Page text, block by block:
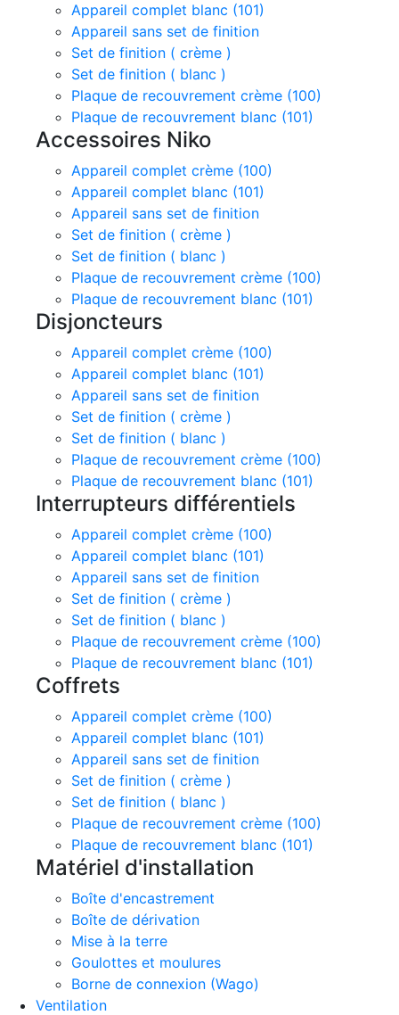
Appareil complet blanc (101)
Appareil sans set de finition
Set de finition ( crème )
Set de finition ( blanc )
Plaque de recouvrement crème (100)
Plaque de recouvrement blanc (101)
Accessoires Niko
Appareil complet crème (100)
Appareil complet blanc (101)
Appareil sans set de finition
Set de finition ( crème )
Set de finition ( blanc )
Plaque de recouvrement crème (100)
Plaque de recouvrement blanc (101)
Disjoncteurs
Appareil complet crème (100)
Appareil complet blanc (101)
Appareil sans set de finition
Set de finition ( crème )
Set de finition ( blanc )
Plaque de recouvrement crème (100)
Plaque de recouvrement blanc (101)
Interrupteurs différentiels
Appareil complet crème (100)
Appareil complet blanc (101)
Appareil sans set de finition
Set de finition ( crème )
Set de finition ( blanc )
Plaque de recouvrement crème (100)
Plaque de recouvrement blanc (101)
Coffrets
Appareil complet crème (100)
Appareil complet blanc (101)
Appareil sans set de finition
Set de finition ( crème )
Set de finition ( blanc )
Plaque de recouvrement crème (100)
Plaque de recouvrement blanc (101)
Matériel d'installation
Boîte d'encastrement
Boîte de dérivation
Mise à la terre
Goulottes et moulures
Borne de connexion (Wago)
Ventilation